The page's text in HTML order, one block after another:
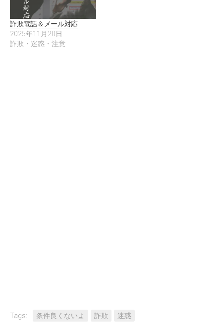
詐欺電話＆メール対応
2025年11月20日
詐欺・迷惑・注意
Tags: 条件良くないよ 詐欺 迷惑